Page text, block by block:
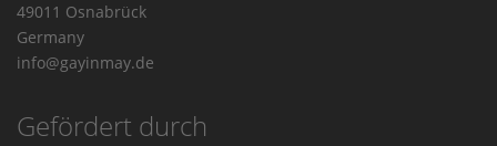
49011 Osnabrück
Germany
info@gayinmay.de
Gefördert durch